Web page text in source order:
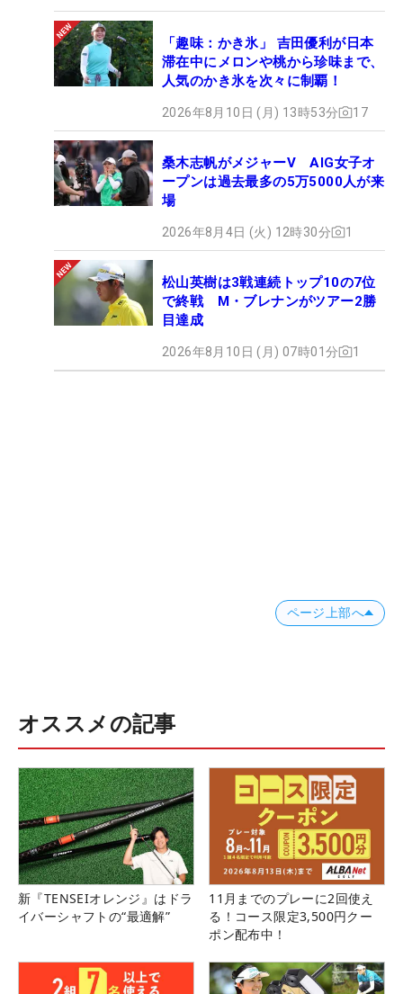
「趣味：かき氷」 吉田優利が日本
滞在中にメロンや桃から珍味まで、
人気のかき氷を次々に制覇！
2026年8月10日 (月) 13時53分 17
桑木志帆がメジャーV AIG女子オ
ープンは過去最多の5万5000人が来
場
2026年8月4日 (火) 12時30分 1
松山英樹は3戦連続トップ10の7位
で終戦 M・ブレナンがツアー2勝
目達成
2026年8月10日 (月) 07時01分 1
ページ上部へ
オススメの記事
新『TENSEIオレンジ』はドラ
イバーシャフトの“最適解”
11月までのプレーに2回使え
る！コース限定3,500円クー
ポン配布中！